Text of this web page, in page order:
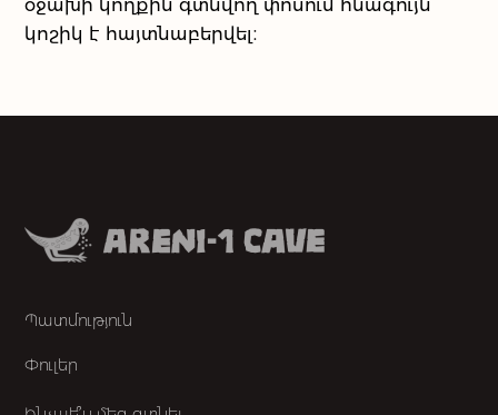
Մեր գործունեությունը
օջախի կողքին գտնվող փոսում հնագույն
կոշիկ է հայտնաբերվել։
Պատմություն
Փուլեր